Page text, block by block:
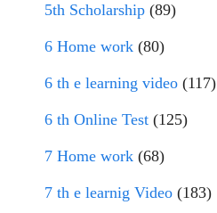
5th Scholarship (89)
6 Home work (80)
6 th e learning video (117)
6 th Online Test (125)
7 Home work (68)
7 th e learnig Video (183)